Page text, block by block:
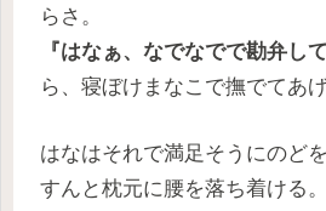
らさ。
『はなぁ、なでなでで勘弁して
ら、寝ぼけまなこで撫でてあげ
はなはそれで満足そうにのど
すんと枕元に腰を落ち着ける。